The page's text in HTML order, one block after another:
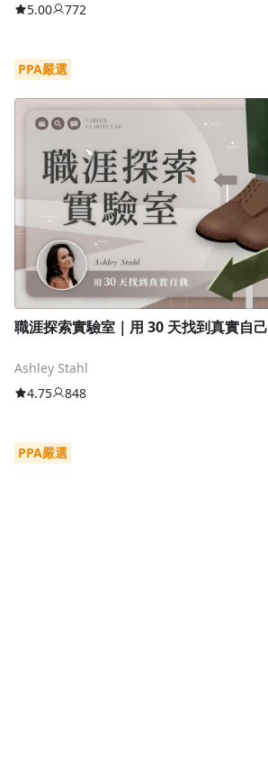
5.00
772
PPA嚴選
職涯探索實驗室｜用 30 天找到真實自己
Ashley Stahl
4.75
848
PPA嚴選